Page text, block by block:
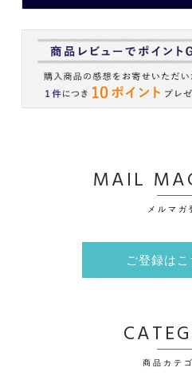
MAIL
メルマガ
ご登録は
商品カテ